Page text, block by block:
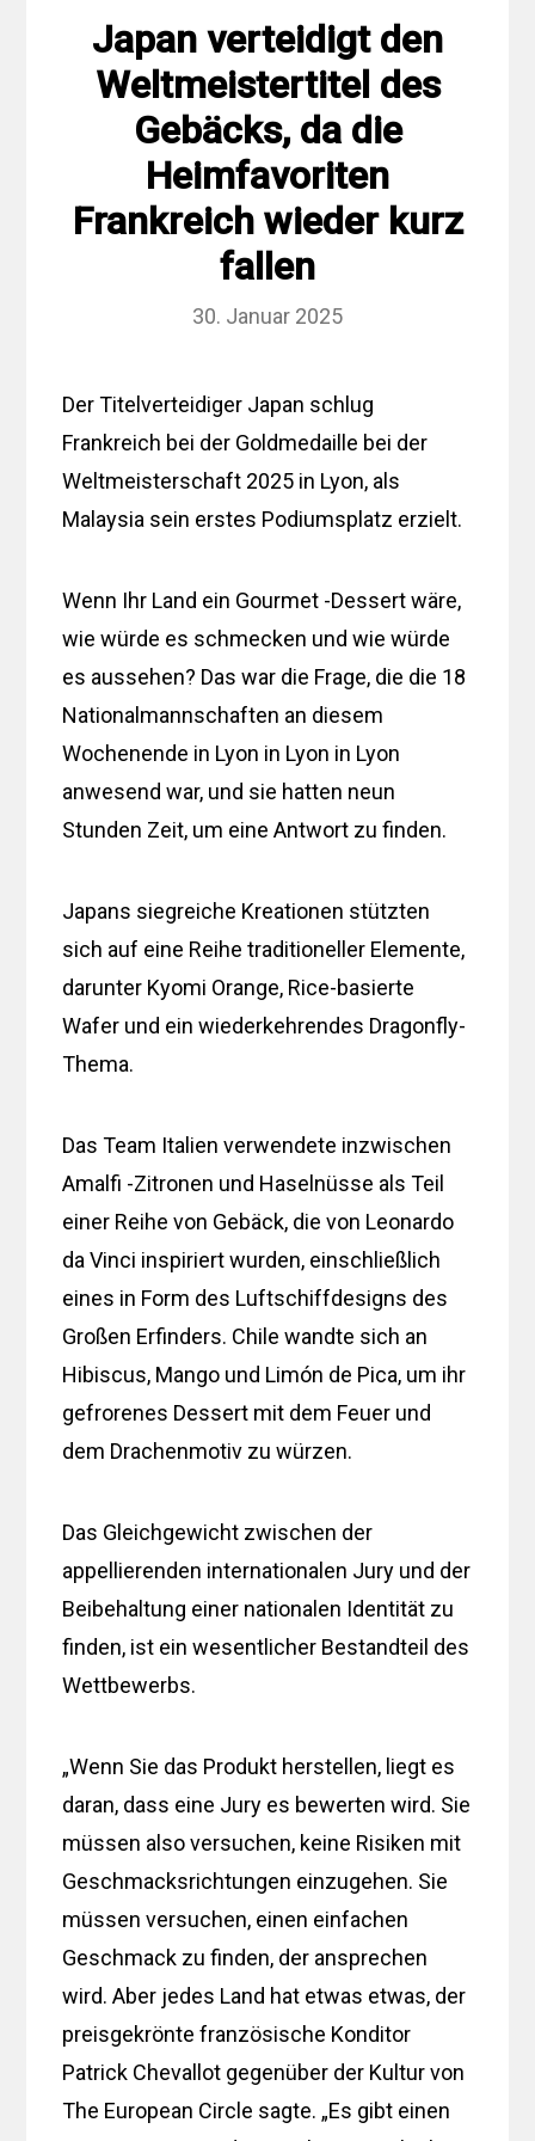
Japan verteidigt den
Weltmeistertitel des
Gebäcks, da die
Heimfavoriten
Frankreich wieder kurz
fallen
30. Januar 2025
Der Titelverteidiger Japan schlug
Frankreich bei der Goldmedaille bei der
Weltmeisterschaft 2025 in Lyon, als
Malaysia sein erstes Podiumsplatz erzielt.
Wenn Ihr Land ein Gourmet -Dessert wäre,
wie würde es schmecken und wie würde
es aussehen? Das war die Frage, die die 18
Nationalmannschaften an diesem
Wochenende in Lyon in Lyon in Lyon
anwesend war, und sie hatten neun
Stunden Zeit, um eine Antwort zu finden.
Japans siegreiche Kreationen stützten
sich auf eine Reihe traditioneller Elemente,
darunter Kyomi Orange, Rice-basierte
Wafer und ein wiederkehrendes Dragonfly-
Thema.
Das Team Italien verwendete inzwischen
Amalfi -Zitronen und Haselnüsse als Teil
einer Reihe von Gebäck, die von Leonardo
da Vinci inspiriert wurden, einschließlich
eines in Form des Luftschiffdesigns des
Großen Erfinders. Chile wandte sich an
Hibiscus, Mango und Limón de Pica, um ihr
gefrorenes Dessert mit dem Feuer und
dem Drachenmotiv zu würzen.
Das Gleichgewicht zwischen der
appellierenden internationalen Jury und der
Beibehaltung einer nationalen Identität zu
finden, ist ein wesentlicher Bestandteil des
Wettbewerbs.
„Wenn Sie das Produkt herstellen, liegt es
daran, dass eine Jury es bewerten wird. Sie
müssen also versuchen, keine Risiken mit
Geschmacksrichtungen einzugehen. Sie
müssen versuchen, einen einfachen
Geschmack zu finden, der ansprechen
wird. Aber jedes Land hat etwas etwas, der
preisgekrönte französische Konditor
Patrick Chevallot gegenüber der Kultur von
The European Circle sagte. „Es gibt einen